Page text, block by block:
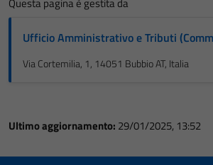
Ufficio Amministrativo e Tributi
Via Cortemilia, 1, 14051 Bubbio AT, Italia
Ultimo aggiornamento: 29/01/2025, 13:52